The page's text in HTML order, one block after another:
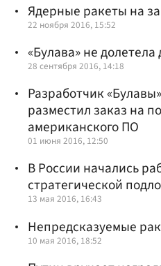
Ядерные ракеты на
22 ноября 2016, 15:52
«Булава» не долетела
28 сентября 2016, 14:18
Разработчик
разместил заказ на
американского ПО
01 июня 2016, 12:50
В России начались
стратегической
13 мая 2016, 16:43
Непредсказуемые
10 мая 2016, 18:52